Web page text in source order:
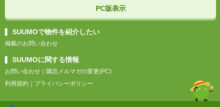
PC版表示
SUUMOで物件を紹介したい
掲載のお問い合わせ
SUUMOに関する情報
お問い合わせ
購読メルマガの変更(PC)
利用規約
プライバシーポリシー